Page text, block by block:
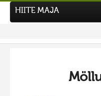
Hiite kuvavõistlus 2026
HIITE MAJA